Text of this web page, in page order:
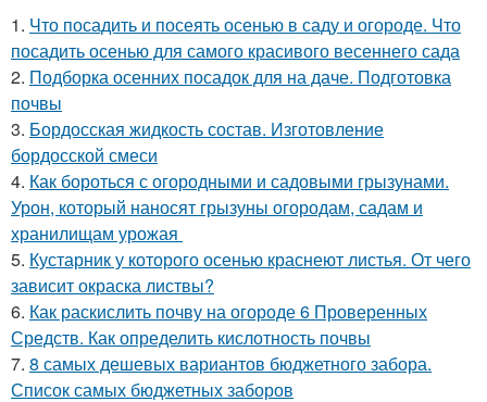
1. Что посадить и посеять осенью в саду и огороде. Что
посадить осенью для самого красивого весеннего сада
2. Подборка осенних посадок для на даче. Подготовка
почвы
3. Бордосская жидкость состав. Изготовление
бордосской смеси
4. Как бороться с огородными и садовыми грызунами.
Урон, который наносят грызуны огородам, садам и
хранилищам урожая
5. Кустарник у которого осенью краснеют листья. От чего
зависит окраска листвы?
6. Как раскислить почву на огороде 6 Проверенных
Средств. Как определить кислотность почвы
7. 8 самых дешевых вариантов бюджетного забора.
Список самых бюджетных заборов